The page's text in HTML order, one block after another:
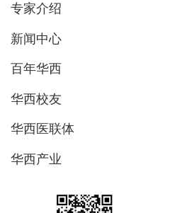
专家介绍
新闻中心
百年华西
华西校友
华西医联体
华西产业